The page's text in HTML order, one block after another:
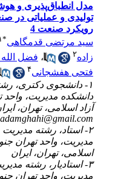
مدل انطباق‌پذیری و
تولیدی و عملیاتی در
رویکرد صنعت 4
سید مرتضی قدمگاهی
۱
زاده
،فضل الله
فتحی هفشجانی
۱- دانشجوی دکتری،
دانشکده مدیریت، واحد
آزاد اسلامی، تهران، ایران
۲- استاد، رشته مدیریت
مدیریت، واحد تهران
اسلامی، تهران، ایران
۳- استادیار، رشته
مدیریت، واحد تهران